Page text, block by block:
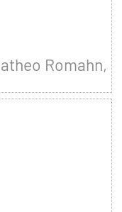
Romahn,